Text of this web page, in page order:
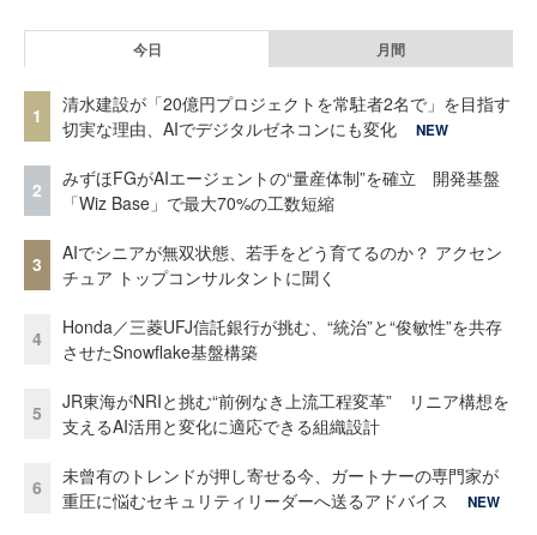
今日 月間
1
清水建設が「20億円プロジェクトを常駐者2名で」を目指す
切実な理由、AIでデジタルゼネコンにも変化
NEW
2
みずほFGがAIエージェントの“量産体制”を確立 開発基盤
「Wiz Base」で最大70%の工数短縮
3
AIでシニアが無双状態、若手をどう育てるのか？ アクセン
チュア トップコンサルタントに聞く
4
Honda／三菱UFJ信託銀行が挑む、“統治”と“俊敏性”を共存
させたSnowflake基盤構築
5
JR東海がNRIと挑む“前例なき上流工程変革” リニア構想を
支えるAI活用と変化に適応できる組織設計
6
未曾有のトレンドが押し寄せる今、ガートナーの専門家が
重圧に悩むセキュリティリーダーへ送るアドバイス
NEW